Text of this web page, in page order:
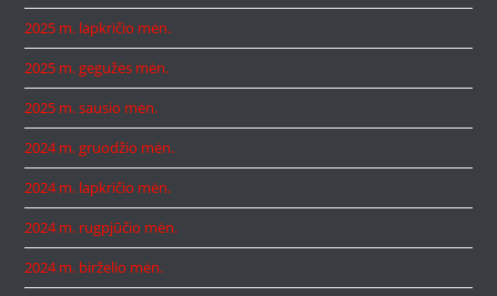
2025 m. lapkričio mėn.
2025 m. gegužės mėn.
2025 m. sausio mėn.
2024 m. gruodžio mėn.
2024 m. lapkričio mėn.
2024 m. rugpjūčio mėn.
2024 m. birželio mėn.